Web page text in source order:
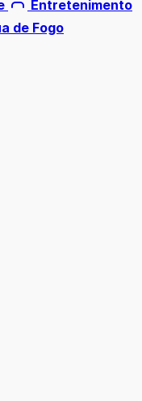
Entretenimento
de Fogo